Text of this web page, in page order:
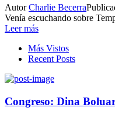
AutorCharlie Becerra
Venía escuchando sobre
Leer más
Más Vistos
Recent Posts
Congreso: Dina